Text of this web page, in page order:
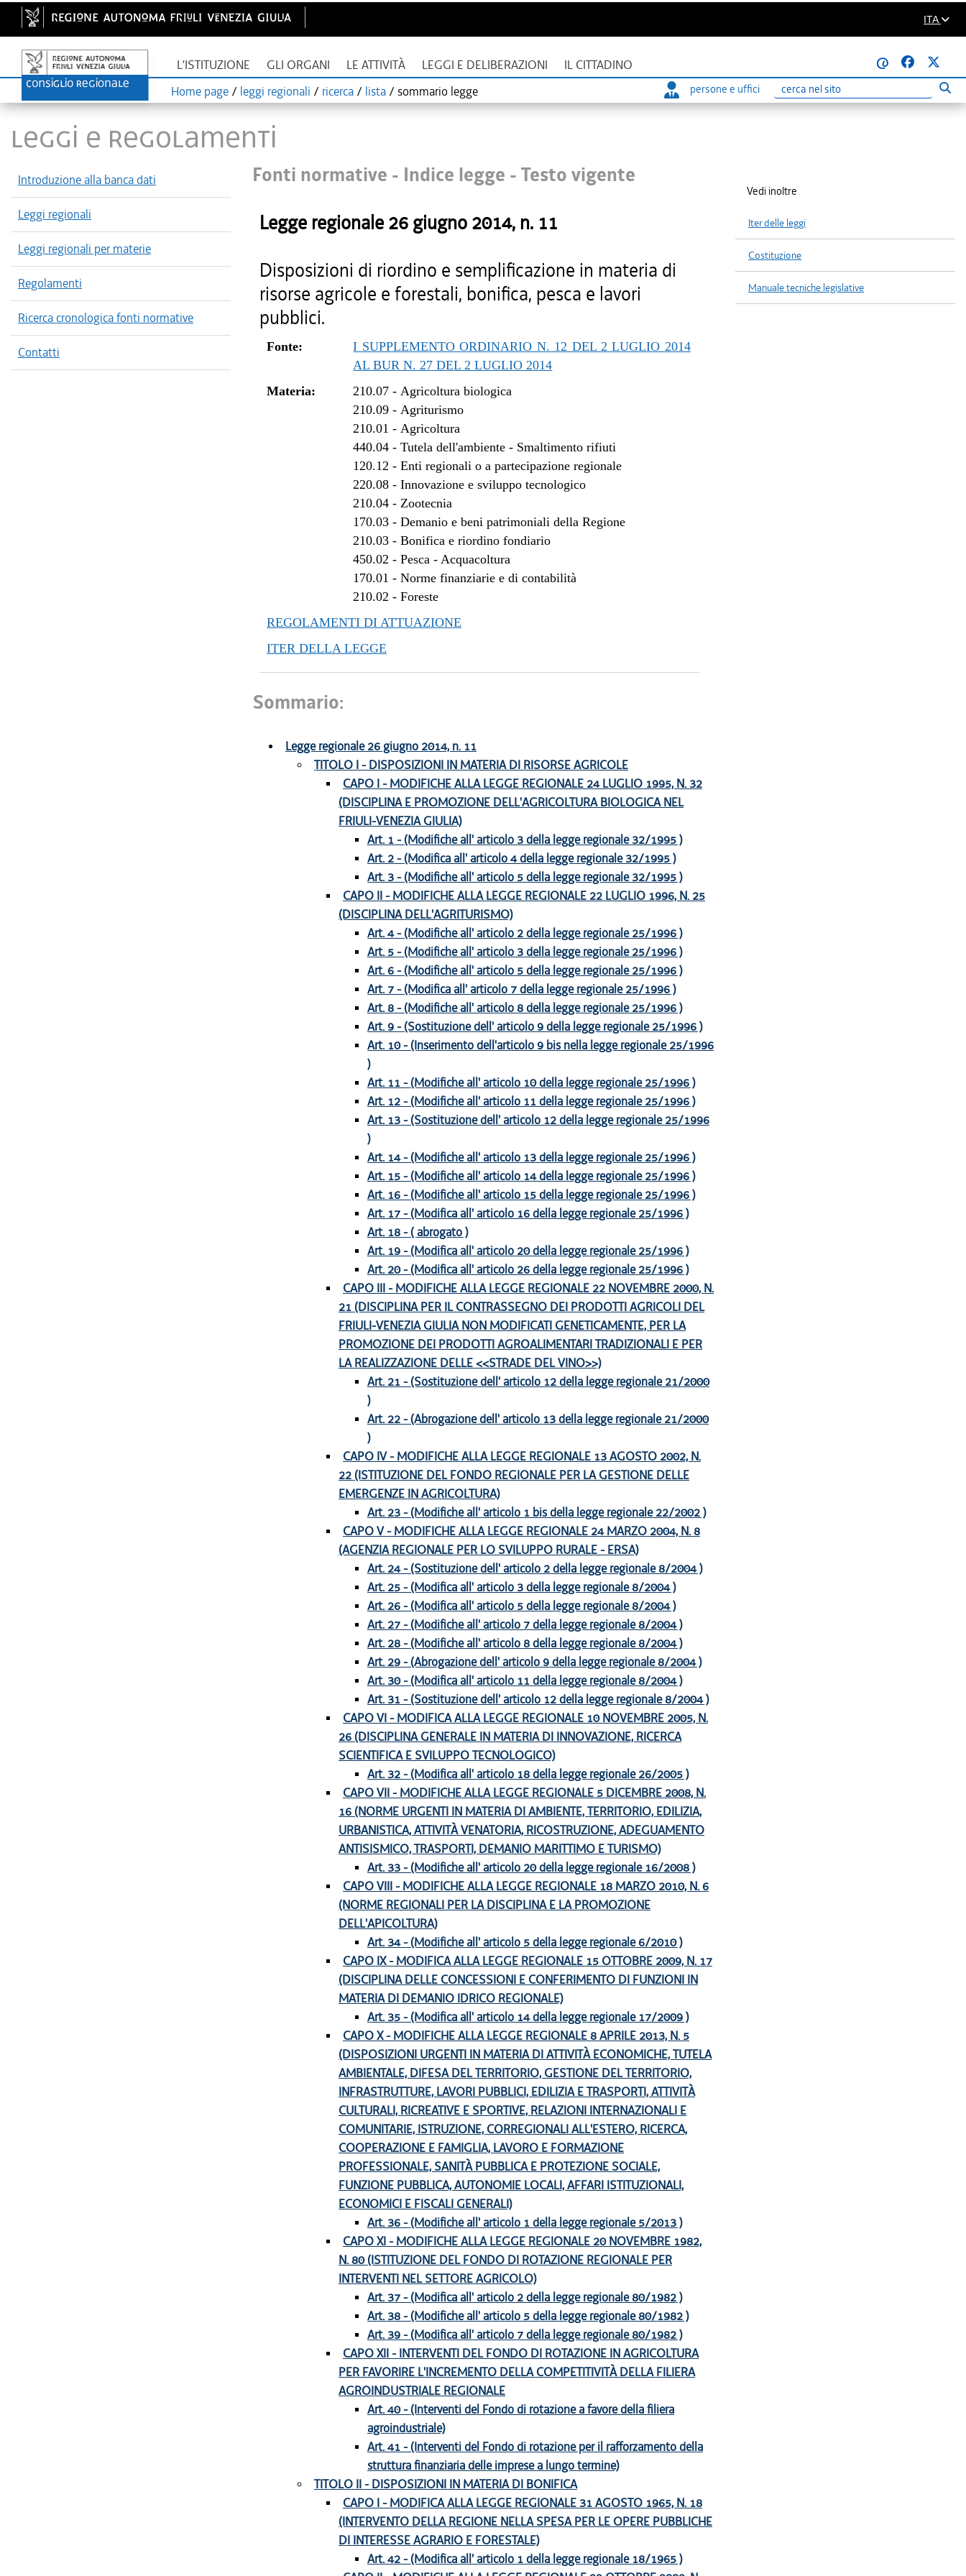
ITA
L'ISTITUZIONE GLI ORGANI LE ATTIVITÀ LEGGI E DELIBERAZIONI IL CITTADINO
@
Home page / leggi regionali / ricerca / lista / sommario legge persone e uffici
Ricerca
LEGGI E REGOLAMENTI
Introduzione alla banca dati
Leggi regionali
Leggi regionali per materie
Regolamenti
Ricerca cronologica fonti normative
Contatti
Fonti normative - Indice legge - Testo vigente
Legge regionale 26 giugno 2014, n. 11
Disposizioni di riordino e semplificazione in materia di
risorse agricole e forestali, bonifica, pesca e lavori
pubblici.
Fonte:
I SUPPLEMENTO ORDINARIO N. 12 DEL 2 LUGLIO 2014
AL BUR N. 27 DEL 2 LUGLIO 2014
Materia:
210.07 -Agricoltura biologica
210.09 -Agriturismo
210.01 -Agricoltura
440.04 -Tutela dell'ambiente - Smaltimento rifiuti
120.12 -Enti regionali o a partecipazione regionale
220.08 -Innovazione e sviluppo tecnologico
210.04 -Zootecnia
170.03 -Demanio e beni patrimoniali della Regione
210.03 -Bonifica e riordino fondiario
450.02 -Pesca - Acquacoltura
170.01 -Norme finanziarie e di contabilità
210.02 -Foreste
REGOLAMENTI DI ATTUAZIONE
ITER DELLA LEGGE
Sommario:
Legge regionale 26 giugno 2014, n. 11
TITOLO I - DISPOSIZIONI IN MATERIA DI RISORSE AGRICOLE
CAPO I - MODIFICHE ALLA LEGGE REGIONALE 24 LUGLIO 1995, N. 32
(DISCIPLINA E PROMOZIONE DELL'AGRICOLTURA BIOLOGICA NEL
FRIULI-VENEZIA GIULIA)
Art. 1 - (Modifiche all' articolo 3 della legge regionale 32/1995 )
Art. 2 - (Modifica all' articolo 4 della legge regionale 32/1995 )
Art. 3 - (Modifiche all' articolo 5 della legge regionale 32/1995 )
CAPO II - MODIFICHE ALLA LEGGE REGIONALE 22 LUGLIO 1996, N. 25
(DISCIPLINA DELL'AGRITURISMO)
Art. 4 - (Modifiche all' articolo 2 della legge regionale 25/1996 )
Art. 5 - (Modifiche all' articolo 3 della legge regionale 25/1996 )
Art. 6 - (Modifiche all' articolo 5 della legge regionale 25/1996 )
Art. 7 - (Modifica all' articolo 7 della legge regionale 25/1996 )
Art. 8 - (Modifiche all' articolo 8 della legge regionale 25/1996 )
Art. 9 - (Sostituzione dell' articolo 9 della legge regionale 25/1996 )
Art. 10 - (Inserimento dell'articolo 9 bis nella legge regionale 25/1996
)
Art. 11 - (Modifiche all' articolo 10 della legge regionale 25/1996 )
Art. 12 - (Modifiche all' articolo 11 della legge regionale 25/1996 )
Art. 13 - (Sostituzione dell' articolo 12 della legge regionale 25/1996
)
Art. 14 - (Modifiche all' articolo 13 della legge regionale 25/1996 )
Art. 15 - (Modifiche all' articolo 14 della legge regionale 25/1996 )
Art. 16 - (Modifiche all' articolo 15 della legge regionale 25/1996 )
Art. 17 - (Modifica all' articolo 16 della legge regionale 25/1996 )
Art. 18 - ( abrogato )
Art. 19 - (Modifica all' articolo 20 della legge regionale 25/1996 )
Art. 20 - (Modifica all' articolo 26 della legge regionale 25/1996 )
CAPO III - MODIFICHE ALLA LEGGE REGIONALE 22 NOVEMBRE 2000, N.
21 (DISCIPLINA PER IL CONTRASSEGNO DEI PRODOTTI AGRICOLI DEL
FRIULI-VENEZIA GIULIA NON MODIFICATI GENETICAMENTE, PER LA
PROMOZIONE DEI PRODOTTI AGROALIMENTARI TRADIZIONALI E PER
LA REALIZZAZIONE DELLE <<STRADE DEL VINO>>)
Art. 21 - (Sostituzione dell' articolo 12 della legge regionale 21/2000
)
Art. 22 - (Abrogazione dell' articolo 13 della legge regionale 21/2000
)
CAPO IV - MODIFICHE ALLA LEGGE REGIONALE 13 AGOSTO 2002, N.
22 (ISTITUZIONE DEL FONDO REGIONALE PER LA GESTIONE DELLE
EMERGENZE IN AGRICOLTURA)
Art. 23 - (Modifiche all' articolo 1 bis della legge regionale 22/2002 )
CAPO V - MODIFICHE ALLA LEGGE REGIONALE 24 MARZO 2004, N. 8
(AGENZIA REGIONALE PER LO SVILUPPO RURALE - ERSA)
Art. 24 - (Sostituzione dell' articolo 2 della legge regionale 8/2004 )
Art. 25 - (Modifica all' articolo 3 della legge regionale 8/2004 )
Art. 26 - (Modifica all' articolo 5 della legge regionale 8/2004 )
Art. 27 - (Modifiche all' articolo 7 della legge regionale 8/2004 )
Art. 28 - (Modifiche all' articolo 8 della legge regionale 8/2004 )
Art. 29 - (Abrogazione dell' articolo 9 della legge regionale 8/2004 )
Art. 30 - (Modifica all' articolo 11 della legge regionale 8/2004 )
Art. 31 - (Sostituzione dell' articolo 12 della legge regionale 8/2004 )
CAPO VI - MODIFICA ALLA LEGGE REGIONALE 10 NOVEMBRE 2005, N.
26 (DISCIPLINA GENERALE IN MATERIA DI INNOVAZIONE, RICERCA
SCIENTIFICA E SVILUPPO TECNOLOGICO)
Art. 32 - (Modifica all' articolo 18 della legge regionale 26/2005 )
CAPO VII - MODIFICHE ALLA LEGGE REGIONALE 5 DICEMBRE 2008, N.
16 (NORME URGENTI IN MATERIA DI AMBIENTE, TERRITORIO, EDILIZIA,
URBANISTICA, ATTIVITÀ VENATORIA, RICOSTRUZIONE, ADEGUAMENTO
ANTISISMICO, TRASPORTI, DEMANIO MARITTIMO E TURISMO)
Art. 33 - (Modifiche all' articolo 20 della legge regionale 16/2008 )
CAPO VIII - MODIFICHE ALLA LEGGE REGIONALE 18 MARZO 2010, N. 6
(NORME REGIONALI PER LA DISCIPLINA E LA PROMOZIONE
DELL'APICOLTURA)
Art. 34 - (Modifiche all' articolo 5 della legge regionale 6/2010 )
CAPO IX - MODIFICA ALLA LEGGE REGIONALE 15 OTTOBRE 2009, N. 17
(DISCIPLINA DELLE CONCESSIONI E CONFERIMENTO DI FUNZIONI IN
MATERIA DI DEMANIO IDRICO REGIONALE)
Art. 35 - (Modifica all' articolo 14 della legge regionale 17/2009 )
CAPO X - MODIFICHE ALLA LEGGE REGIONALE 8 APRILE 2013, N. 5
(DISPOSIZIONI URGENTI IN MATERIA DI ATTIVITÀ ECONOMICHE, TUTELA
AMBIENTALE, DIFESA DEL TERRITORIO, GESTIONE DEL TERRITORIO,
INFRASTRUTTURE, LAVORI PUBBLICI, EDILIZIA E TRASPORTI, ATTIVITÀ
CULTURALI, RICREATIVE E SPORTIVE, RELAZIONI INTERNAZIONALI E
COMUNITARIE, ISTRUZIONE, CORREGIONALI ALL'ESTERO, RICERCA,
COOPERAZIONE E FAMIGLIA, LAVORO E FORMAZIONE
PROFESSIONALE, SANITÀ PUBBLICA E PROTEZIONE SOCIALE,
FUNZIONE PUBBLICA, AUTONOMIE LOCALI, AFFARI ISTITUZIONALI,
ECONOMICI E FISCALI GENERALI)
Art. 36 - (Modifiche all' articolo 1 della legge regionale 5/2013 )
CAPO XI - MODIFICHE ALLA LEGGE REGIONALE 20 NOVEMBRE 1982,
N. 80 (ISTITUZIONE DEL FONDO DI ROTAZIONE REGIONALE PER
INTERVENTI NEL SETTORE AGRICOLO)
Art. 37 - (Modifica all' articolo 2 della legge regionale 80/1982 )
Art. 38 - (Modifiche all' articolo 5 della legge regionale 80/1982 )
Art. 39 - (Modifica all' articolo 7 della legge regionale 80/1982 )
CAPO XII - INTERVENTI DEL FONDO DI ROTAZIONE IN AGRICOLTURA
PER FAVORIRE L'INCREMENTO DELLA COMPETITIVITÀ DELLA FILIERA
AGROINDUSTRIALE REGIONALE
Art. 40 - (Interventi del Fondo di rotazione a favore della filiera
agroindustriale)
Art. 41 - (Interventi del Fondo di rotazione per il rafforzamento della
struttura finanziaria delle imprese a lungo termine)
TITOLO II - DISPOSIZIONI IN MATERIA DI BONIFICA
CAPO I - MODIFICA ALLA LEGGE REGIONALE 31 AGOSTO 1965, N. 18
(INTERVENTO DELLA REGIONE NELLA SPESA PER LE OPERE PUBBLICHE
DI INTERESSE AGRARIO E FORESTALE)
Art. 42 - (Modifica all' articolo 1 della legge regionale 18/1965 )
Vedi inoltre
Iter delle leggi
Costituzione
Manuale tecniche legislative